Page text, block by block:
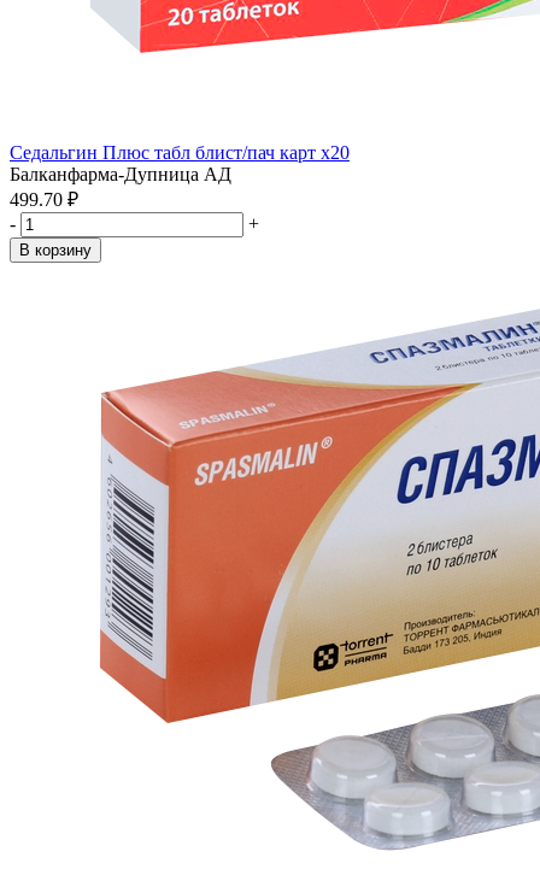
Седальгин Плюс табл блист/пач карт x20
Балканфарма-Дупница АД
499.70 ₽
-
+
В корзину